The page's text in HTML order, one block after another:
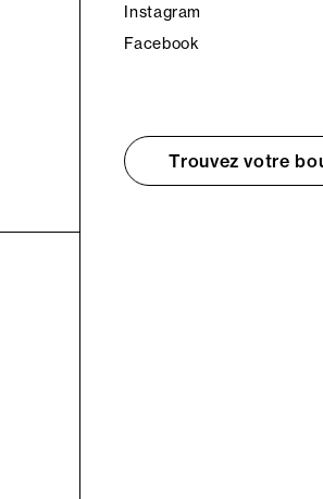
Instagram
Facebook
Trouvez votre